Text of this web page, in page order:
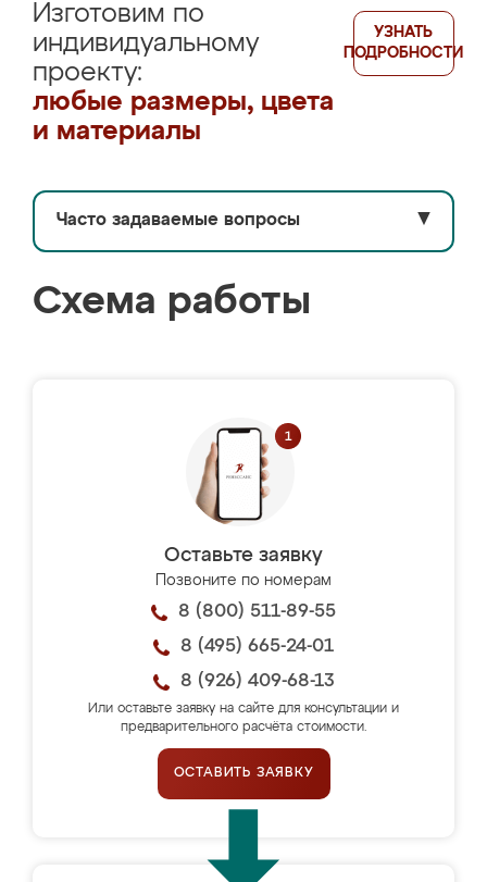
Изготовим по
индивидуальному
проекту:
любые размеры, цвета
и материалы
УЗНАТЬ
ПОДРОБНОСТИ
Часто задаваемые вопросы ▼
Схема работы
Оставьте заявку
Позвоните по номерам
8 (800) 511-89-55
8 (495) 665-24-01
8 (926) 409-68-13
Или оставьте заявку на сайте для консультации и
предварительного расчёта стоимости.
ОСТАВИТЬ ЗАЯВКУ